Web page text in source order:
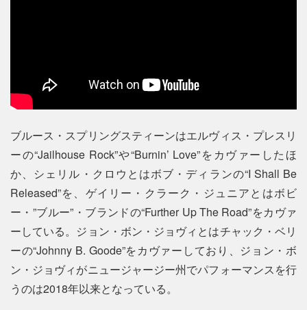
ブルース・スプリングスティーンはエルヴィス・プレスリ
ーの“Jailhouse Rock”や“Burnin’ Love”をカヴァーしたほ
か、シェリル・クロウとはボブ・ディランの“I Shall Be
Released”を、ゲイリー・クラーク・ジュニアとはボビ
ー・”ブルー”・ブランドの“Further Up The Road”をカヴァ
ーしている。ジョン・ボン・ジョヴィとはチャック・ベリ
ーの“Johnny B. Goode”をカヴァーしており、ジョン・ボ
ン・ジョヴィがニュージャージー州でパフォーマンスを行
うのは2018年以来となっている。